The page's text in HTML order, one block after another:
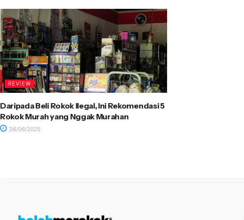
REVIEW
Daripada Beli Rokok Ilegal, Ini Rekomendasi 5
Rokok Murah yang Nggak Murahan
26/06/2025